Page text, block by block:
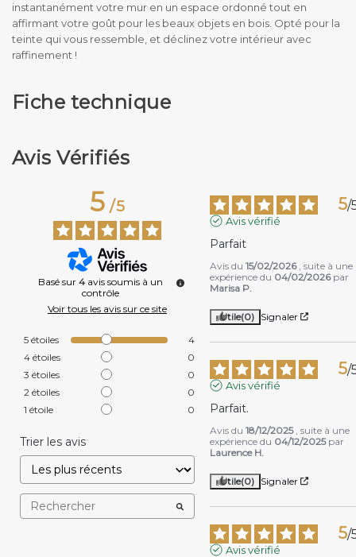
instantanément votre mur en un espace ordonné tout en
affirmant votre goût pour les beaux objets en bois. Opté pour la
teinte qui vous ressemble, et déclinez votre intérieur avec
raffinement !
Fiche technique
Avis Vérifiés
5/5
Basé sur 4 avis soumis à un
contrôle
Voir tous les avis sur ce site
5 étoiles
4
4 étoiles
0
3 étoiles
0
2 étoiles
0
1 étoile 0
Trier les avis
5/
Avis vérifié
Parfait
Avis du15/02/2026 , suite à une
expérience du 04/02/2026 par
Marisa P.
Utile(0) Signaler
5/
Avis vérifié
Parfait.
Avis du18/12/2025 , suite à une
expérience du 04/12/2025 par
Laurence H.
Utile(0) Signaler
5/
Avis vérifié